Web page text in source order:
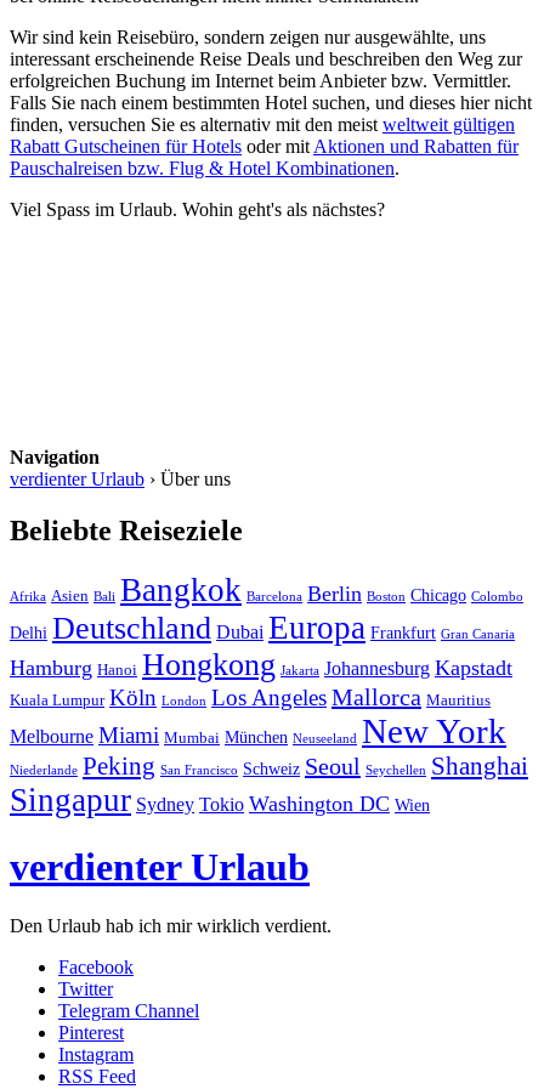
Wir sind kein Reisebüro, sondern zeigen nur ausgewählte, uns
interessant erscheinende Reise Deals und beschreiben den Weg zur
erfolgreichen Buchung im Internet beim Anbieter bzw. Vermittler.
Falls Sie nach einem bestimmten Hotel suchen, und dieses hier nicht
finden, versuchen Sie es alternativ mit den meist weltweit gültigen
Rabatt Gutscheinen für Hotels oder mit Aktionen und Rabatten für
Pauschalreisen bzw. Flug & Hotel Kombinationen.
Viel Spass im Urlaub. Wohin geht's als nächstes?
Navigation
verdienter Urlaub › Über uns
Beliebte Reiseziele
Afrika Asien Bali Bangkok Barcelona Berlin Boston Chicago Colombo
Delhi Deutschland Dubai Europa Frankfurt Gran Canaria
Hamburg Hanoi Hongkong Jakarta Johannesburg Kapstadt
Kuala Lumpur Köln London Los AngelesMallorca Mauritius
Melbourne Miami Mumbai München Neuseeland New York
Niederlande Peking San Francisco Schweiz Seoul Seychellen Shanghai
Singapur Sydney Tokio Washington DC Wien
verdienter Urlaub
Den Urlaub hab ich mir wirklich verdient.
Facebook
Twitter
Telegram Channel
Pinterest
Instagram
RSS Feed